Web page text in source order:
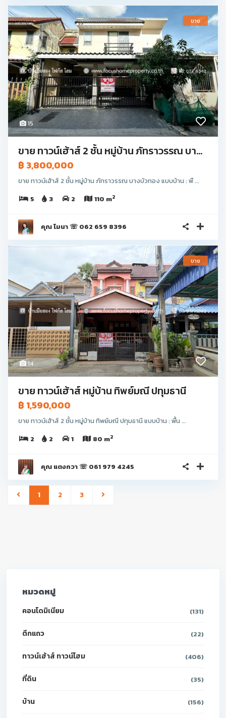
15
ขาย
ขาย ทาวน์เฮ้าส์ 2 ชั้น หมู่บ้าน ภัทราวรรณ บา...
฿ 3,800,000
ขาย ทาวน์เฮ้าส์ 2 ชั้น หมู่บ้าน ภัทราวรรณ บางบัวทอง แบบบ้าน : พื ...
5
3 2 110 m2
คุณ โมนา ☏ 062 659 8396
14
ขาย
ขาย ทาวน์เฮ้าส์ หมู่บ้าน ทิพย์มณี ปทุมธานี
฿ 1,590,000
ขาย ทาวน์เฮ้าส์ 2 ชั้น หมู่บ้าน ทิพย์มณี ปทุมธานี แบบบ้าน : พื้น ...
2
2 1 80 m2
คุณ แตงกวา ☏ 061 979 4245
1 2 3
หมวดหมู่
คอนโดมิเนียม (131)
ตึกแถว (22)
ทาวน์เฮ้าส์ ทาวน์โฮม (406)
ที่ดิน (35)
บ้าน (156)